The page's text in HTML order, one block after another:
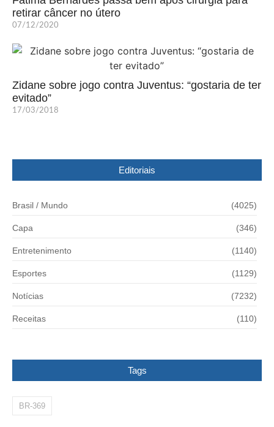
retirar câncer no útero
07/12/2020
Zidane sobre jogo contra Juventus: “gostaria de ter
evitado”
17/03/2018
Editoriais
Brasil / Mundo (4025)
Capa (346)
Entretenimento (1140)
Esportes (1129)
Notícias (7232)
Receitas (110)
Tags
BR-369